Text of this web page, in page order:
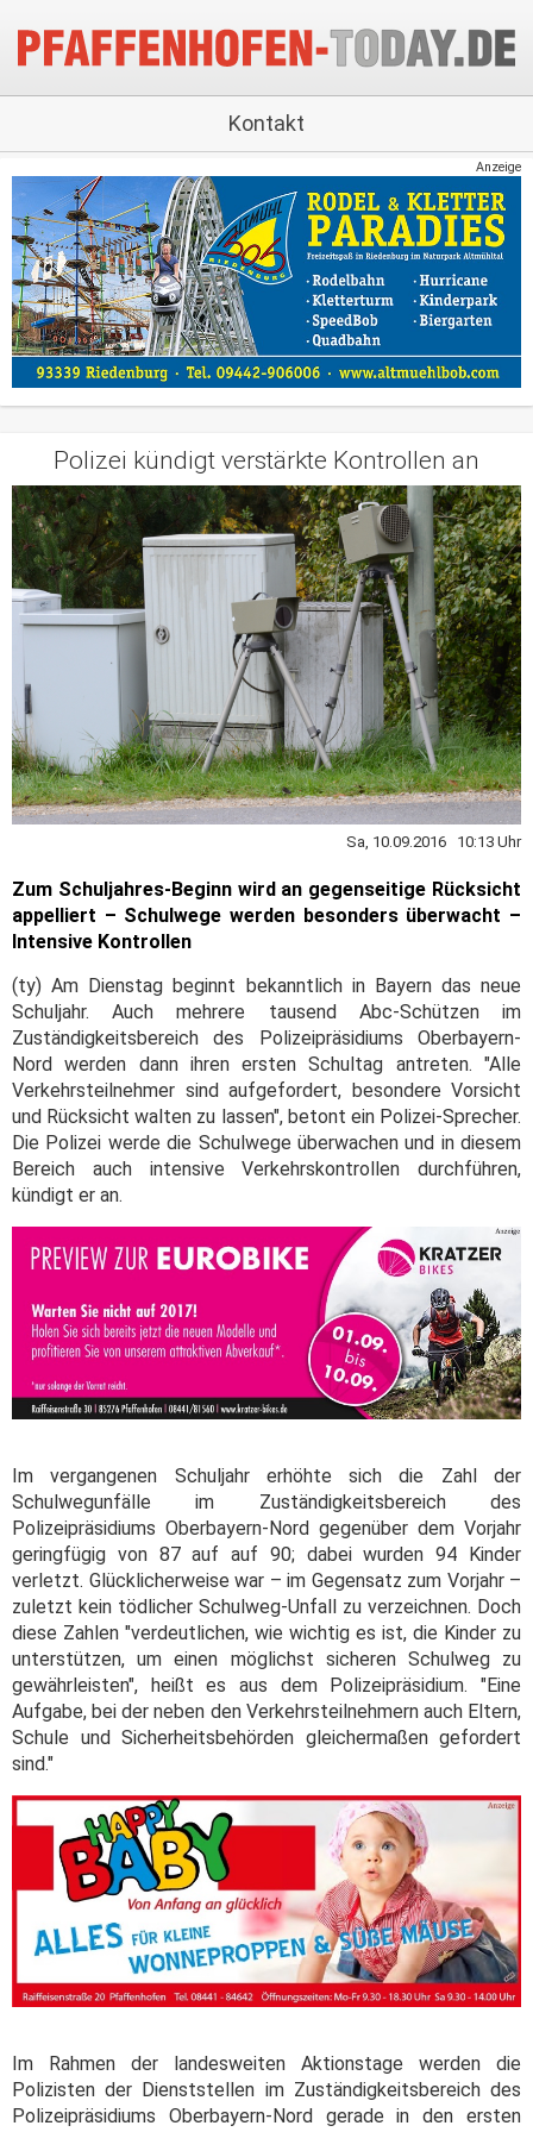
Kontakt
Anzeige
Polizei kündigt verstärkte Kontrollen an
Sa, 10.09.2016 10:13 Uhr
Zum Schuljahres-Beginn wird an gegenseitige Rücksicht
appelliert – Schulwege werden besonders überwacht –
Intensive Kontrollen
(ty) Am Dienstag beginnt bekanntlich in Bayern das neue
Schuljahr. Auch mehrere tausend Abc-Schützen im
Zuständigkeitsbereich des Polizeipräsidiums Oberbayern-
Nord werden dann ihren ersten Schultag antreten. "Alle
Verkehrsteilnehmer sind aufgefordert, besondere Vorsicht
und Rücksicht walten zu lassen", betont ein Polizei-Sprecher.
Die Polizei werde die Schulwege überwachen und in diesem
Bereich auch intensive Verkehrskontrollen durchführen,
kündigt er an.
Im vergangenen Schuljahr erhöhte sich die Zahl der
Schulwegunfälle im Zuständigkeitsbereich des
Polizeipräsidiums Oberbayern-Nord gegenüber dem Vorjahr
geringfügig von 87 auf auf 90; dabei wurden 94 Kinder
verletzt. Glücklicherweise war – im Gegensatz zum Vorjahr –
zuletzt kein tödlicher Schulweg-Unfall zu verzeichnen. Doch
diese Zahlen "verdeutlichen, wie wichtig es ist, die Kinder zu
unterstützen, um einen möglichst sicheren Schulweg zu
gewährleisten", heißt es aus dem Polizeipräsidium. "Eine
Aufgabe, bei der neben den Verkehrsteilnehmern auch Eltern,
Schule und Sicherheitsbehörden gleichermaßen gefordert
sind."
Im Rahmen der landesweiten Aktionstage werden die
Polizisten der Dienststellen im Zuständigkeitsbereich des
Polizeipräsidiums Oberbayern-Nord gerade in den ersten